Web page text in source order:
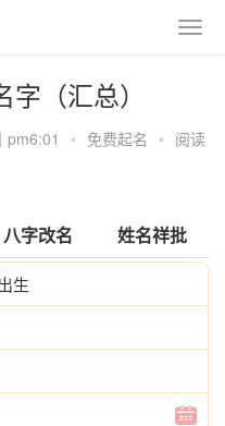
（汇总）
pm6:01 • 免费起名 • 阅读
八字改名 姓名祥批
生